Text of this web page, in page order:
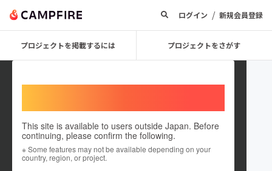
ログイン / 新規会員登録
プロジェクトを掲載するには プロジェクトをさがす
This site is available to users outside Japan. Before
continuing, please confirm the following.
※ Some features may not be available depending on your
country, region, or project.
CHARIS POCHE